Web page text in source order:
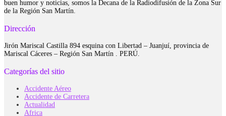
buen humor y noticias, somos la Decana de la Radiodifusión de la Zona Sur
de la Región San Martín.
Dirección
Jirón Mariscal Castilla 894 esquina con Libertad – Juanjuí, provincia de
Mariscal Cáceres – Región San Martín . PERÚ.
Categorías del sitio
Accidente Aéreo
Accidente de Carretera
Actualidad
Africa